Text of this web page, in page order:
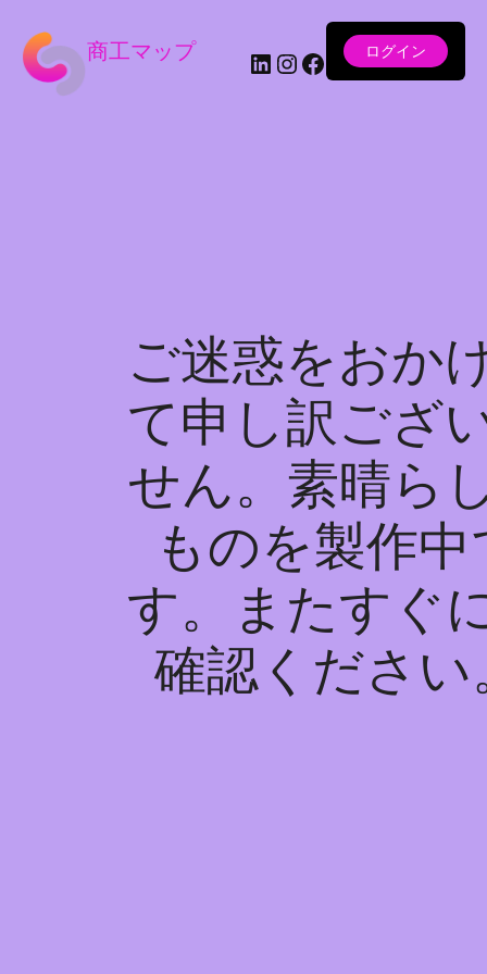
商工マップ LinkedIn Instagram Facebook ログイン
ご迷惑をおか
て申し訳ござ
せん。素晴ら
ものを製作中
す。またすぐ
確認ください